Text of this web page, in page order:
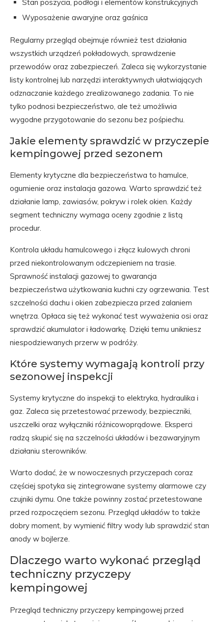
Stan poszycia, podłogi i elementów konstrukcyjnych
Wyposażenie awaryjne oraz gaśnica
Regularny przegląd obejmuje również test działania
wszystkich urządzeń pokładowych, sprawdzenie
przewodów oraz zabezpieczeń. Zaleca się wykorzystanie
listy kontrolnej lub narzędzi interaktywnych ułatwiających
odznaczanie każdego zrealizowanego zadania. To nie
tylko podnosi bezpieczeństwo, ale też umożliwia
wygodne przygotowanie do sezonu bez pośpiechu.
Jakie elementy sprawdzić w przyczepie
kempingowej przed sezonem
Elementy krytyczne dla bezpieczeństwa to hamulce,
ogumienie oraz instalacja gazowa. Warto sprawdzić też
działanie lamp, zawiasów, pokryw i rolek okien. Każdy
segment techniczny wymaga oceny zgodnie z listą
procedur.
Kontrola układu hamulcowego i złącz kulowych chroni
przed niekontrolowanym odczepieniem na trasie.
Sprawność instalacji gazowej to gwarancja
bezpieczeństwa użytkowania kuchni czy ogrzewania. Test
szczelności dachu i okien zabezpiecza przed zalaniem
wnętrza. Opłaca się też wykonać test wyważenia osi oraz
sprawdzić akumulator i ładowarkę. Dzięki temu unikniesz
niespodziewanych przerw w podróży.
Które systemy wymagają kontroli przy
sezonowej inspekcji
Systemy krytyczne do inspekcji to elektryka, hydraulika i
gaz. Zaleca się przetestować przewody, bezpieczniki,
uszczelki oraz wyłączniki różnicowoprądowe. Eksperci
radzą skupić się na szczelności układów i bezawaryjnym
działaniu sterowników.
Warto dodać, że w nowoczesnych przyczepach coraz
częściej spotyka się zintegrowane systemy alarmowe czy
czujniki dymu. One także powinny zostać przetestowane
przed rozpoczęciem sezonu. Przegląd układów to także
dobry moment, by wymienić filtry wody lub sprawdzić stan
anody w bojlerze.
Dlaczego warto wykonać przegląd
techniczny przyczepy
kempingowej
Przegląd techniczny przyczepy kempingowej przed